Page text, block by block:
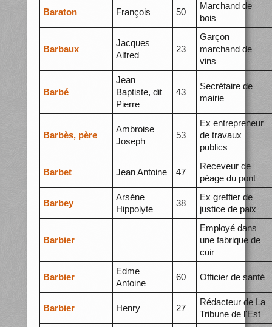
Baraton François 50
Marchand de
bois
Barbaux
Jacques
Alfred
23
Garçon
marchand de
vins
Barbé
Jean
Baptiste, dit
Pierre
43
Secrétaire de
mairie
Barbès, père
Ambroise
Joseph
53
Ex entrepreneur
de travaux
publics
Barbet Jean Antoine 47
Receveur de
péage du pont
Barbey
Arsène
Hippolyte
38
Ex greffier de
justice de paix
Barbier
Employé dans
une fabrique de
cuir
Barbier
Edme
Antoine
60 Officier de santé
Barbier Henry 27
Rédacteur de La
Tribune de l'Est